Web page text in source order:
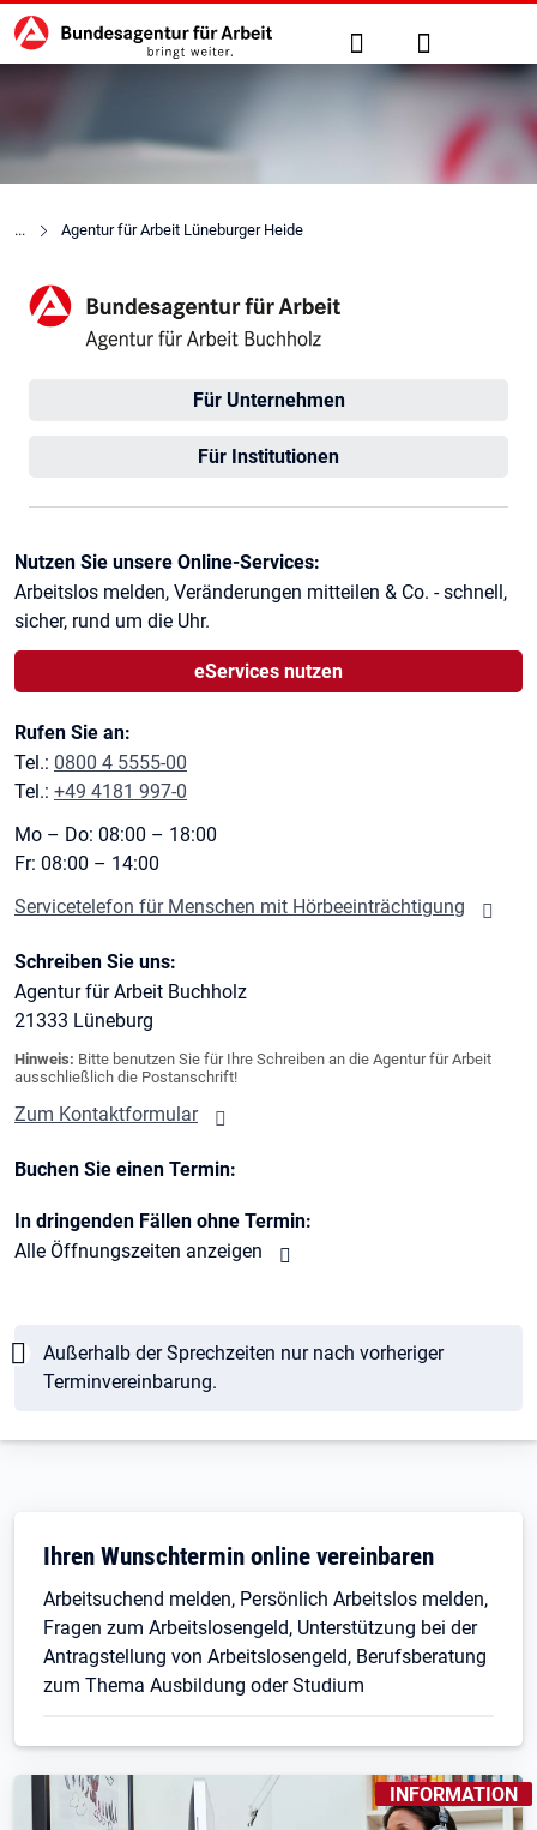
zu den Hauptinhalten springen
Hauptnavigation Suche Anmelden
Agentur für Arbeit Lüneburger Heide
Agentur für Arbeit Buchholz
Für Unternehmen
Für Institutionen
Kontaktinformationen
Nutzen Sie unsere Online-Services:
Arbeitslos melden, Veränderungen mitteilen & Co. - schnell,
sicher, rund um die Uhr.
eServices nutzen
Rufen Sie an:
Tel.: 0800 4 5555-00
Tel.: +49 4181 997-0
Mo – Do: 08:00 – 18:00
Fr: 08:00 – 14:00
Servicetelefon für Menschen mit Hörbeeinträchtigung
Schreiben Sie uns:
Agentur für Arbeit Buchholz
21333 Lüneburg
Hinweis: Bitte benutzen Sie für Ihre Schreiben an die Agentur für Arbeit
ausschließlich die Postanschrift!
Zum Kontaktformular
Buchen Sie einen Termin:
In dringenden Fällen ohne Termin:
Alle Öffnungszeiten anzeigen
Außerhalb der Sprechzeiten nur nach vorheriger
Terminvereinbarung.
Öffnet in neuem Tab
Ihren Wunschtermin online vereinbaren
Arbeitsuchend melden, Persönlich Arbeitslos melden,
Fragen zum Arbeitslosengeld, Unterstützung bei der
Antragstellung von Arbeitslosengeld, Berufsberatung
zum Thema Ausbildung oder Studium
INFORMATION